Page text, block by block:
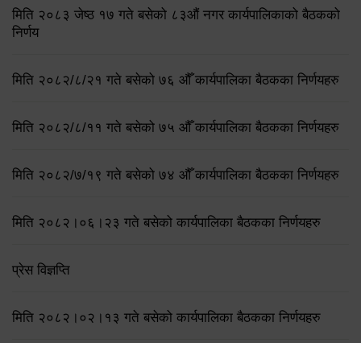
मिति २०८३ जेष्ठ १७ गते बसेको ८३औं नगर कार्यपालिकाको बैठकको
निर्णय
मिति २०८२/८/२१ गते बसेको ७६ औँ कार्यपालिका बैठकका निर्णयहरु
मिति २०८२/८/११ गते बसेको ७५ औँ कार्यपालिका बैठकका निर्णयहरु
मिति २०८२/७/१९ गते बसेको ७४ औँ कार्यपालिका बैठकका निर्णयहरु
मिति २०८२।०६।२३ गते बसेको कार्यपालिका बैठकका निर्णयहरु
प्रेस विज्ञप्ति
मिति २०८२।०२।१३ गते बसेको कार्यपालिका बैठकका निर्णयहरु